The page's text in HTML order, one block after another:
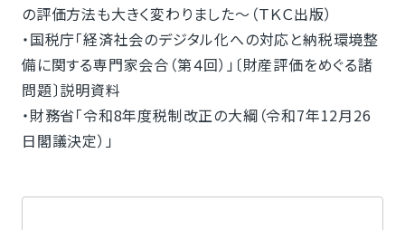
の評価方法も大きく変わりました～（ＴＫＣ出版）
・国税庁「経済社会のデジタル化への対応と納税環境整
備に関する専門家会合（第４回）」〔財産評価をめぐる諸
問題〕説明資料
・財務省「令和8年度税制改正の大綱（令和7年12月26
日閣議決定）」